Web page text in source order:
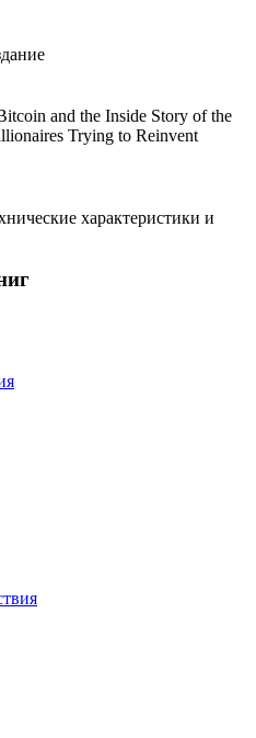
and the Inside Story of the
Trying to Reinvent
характеристики и